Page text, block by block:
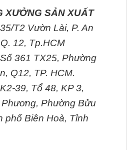
XƯỞNG SẢN XUẤT
35/T2 Vườn Lài, P. An
12, Tp.HCM
Số 361 TX25, Phường
Q12, TP. HCM.
K2-39, Tổ 48, KP 3,
Phường Bửu
phố Biên Hoà, Tỉnh